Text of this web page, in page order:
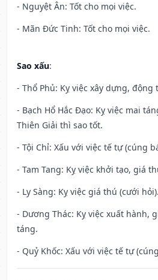
- Nguyệt Ân: Tốt cho mọi việc.
- Mãn Đức Tinh: Tốt cho mọi việc.
Sao xấu:
- Thổ Phủ: Kỵ việc xây dựng, động
- Bạch Hổ Hắc Đạo: Kỵ việc mai
Thiên Giải thì sao tốt.
- Tội Chỉ: Xấu với việc tế tự (cúng
- Tam Tang: Kỵ việc khởi tạo, giá
- Ly Sàng: Kỵ việc giá thú (cưới hỏi).
- Dương Thác: Kỵ việc xuất hành,
táng.
- Quỷ Khốc: Xấu với việc tế tự